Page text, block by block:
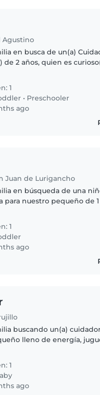
Agustino
en busca de un(a)
de 2 años, quien es
1
• Preschooler
ago
Juan de Lurigancho
en búsqueda de una
para nuestro pequeño de
1
ago
buscando un(a)
lleno de energía,
1
ago